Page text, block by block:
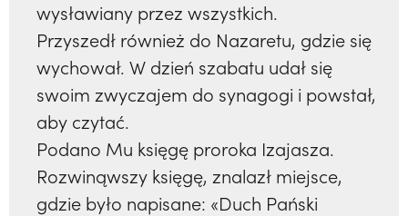
wysławiany przez wszystkich.
Przyszedł również do Nazaretu, gdzie się
wychował. W dzień szabatu udał się
swoim zwyczajem do synagogi i powstał,
aby czytać.
Podano Mu księgę proroka Izajasza.
Rozwinąwszy księgę, znalazł miejsce,
gdzie było napisane: «Duch Pański